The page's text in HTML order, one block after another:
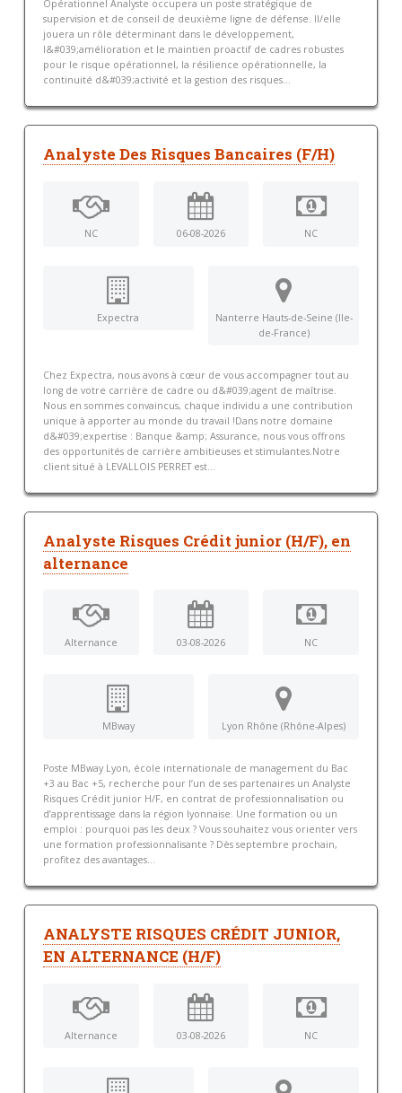
Opérationnel Analyste occupera un poste stratégique de
supervision et de conseil de deuxième ligne de défense. Il/elle
jouera un rôle déterminant dans le développement,
l&#039;amélioration et le maintien proactif de cadres robustes
pour le risque opérationnel, la résilience opérationnelle, la
continuité d&#039;activité et la gestion des risques...
Analyste Des Risques Bancaires (F/H)
NC 06-08-2026 NC
Expectra
Nanterre Hauts-de-Seine (Ile-
de-France)
Chez Expectra, nous avons à cœur de vous accompagner tout au
long de votre carrière de cadre ou d&#039;agent de maîtrise.
Nous en sommes convaincus, chaque individu a une contribution
unique à apporter au monde du travail !Dans notre domaine
d&#039;expertise : Banque &amp; Assurance, nous vous offrons
des opportunités de carrière ambitieuses et stimulantes.Notre
client situé à LEVALLOIS PERRET est...
Analyste Risques Crédit junior (H/F), en
alternance
Alternance 03-08-2026 NC
MBway Lyon Rhône (Rhône-Alpes)
Poste MBway Lyon, école internationale de management du Bac
+3 au Bac +5, recherche pour l’un de ses partenaires un Analyste
Risques Crédit junior H/F, en contrat de professionnalisation ou
d’apprentissage dans la région lyonnaise. Une formation ou un
emploi : pourquoi pas les deux ? Vous souhaitez vous orienter vers
une formation professionnalisante ? Dès septembre prochain,
profitez des avantages...
ANALYSTE RISQUES CRÉDIT JUNIOR,
EN ALTERNANCE (H/F)
Alternance 03-08-2026 NC